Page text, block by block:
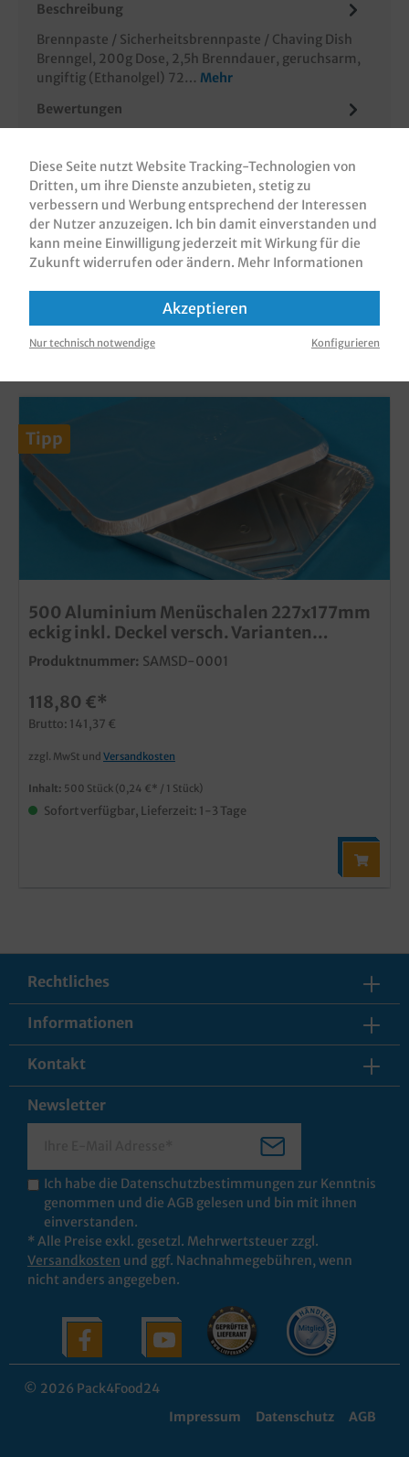
Beschreibung
Brennpaste / Sicherheitsbrennpaste / Chaving Dish
Brenngel, 200g Dose, 2,5h Brenndauer, geruchsarm,
ungiftig (Ethanolgel) 72… Mehr
Bewertungen
KUNDEN, DIE DIESES PRODUKT GEKAUFT
HABEN, HABEN AUCH DIESE PRODUKTE
Tipp
500 Aluminium Menüschalen 227x177mm
eckig inkl. Deckel versch. Varianten
wählbar
Produktnummer: SAMSD-0001
118,80 €*
Brutto: 141,37 €
zzgl. MwSt und Versandkosten
Inhalt: 500 Stück (0,24 €* / 1 Stück)
Sofort verfügbar, Lieferzeit: 1-3 Tage
Rechtliches
Informationen
Kontakt
Newsletter
Ich habe die Datenschutzbestimmungen zur Kenntnis
genommen und die AGB gelesen und bin mit ihnen
einverstanden.
* Alle Preise exkl. gesetzl. Mehrwertsteuer zzgl.
Versandkosten und ggf. Nachnahmegebühren, wenn
nicht anders angegeben.
© 2026 Pack4Food24
Impressum
Datenschutz AGB
Diese Seite nutzt Website Tracking-Technologien von
Dritten, um ihre Dienste anzubieten, stetig zu
verbessern und Werbung entsprechend der Interessen
der Nutzer anzuzeigen. Ich bin damit einverstanden und
kann meine Einwilligung jederzeit mit Wirkung für die
Zukunft widerrufen oder ändern. Mehr Informationen
Akzeptieren
Nur technisch notwendige Konfigurieren